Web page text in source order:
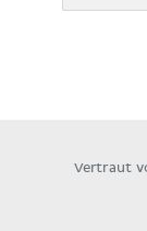
Vertraut